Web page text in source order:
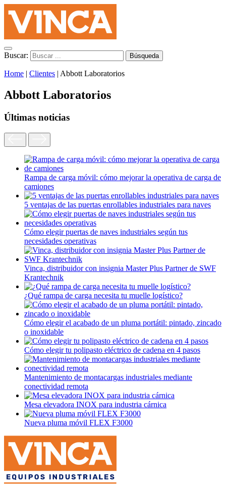
Buscar:
Home | Clientes | Abbott Laboratorios
Abbott Laboratorios
Últimas noticias
Rampa de carga móvil: cómo mejorar la operativa de carga de
camiones
5 ventajas de las puertas enrollables industriales para naves
Cómo elegir puertas de naves industriales según tus
necesidades operativas
Vinca, distribuidor con insignia Master Plus Partner de SWF
Krantechnik
¿Qué rampa de carga necesita tu muelle logístico?
Cómo elegir el acabado de un pluma portátil: pintado, zincado
o inoxidable
Cómo elegir tu polipasto eléctrico de cadena en 4 pasos
Mantenimiento de montacargas industriales mediante
conectividad remota
Mesa elevadora INOX para industria cárnica
Nueva pluma móvil FLEX F3000